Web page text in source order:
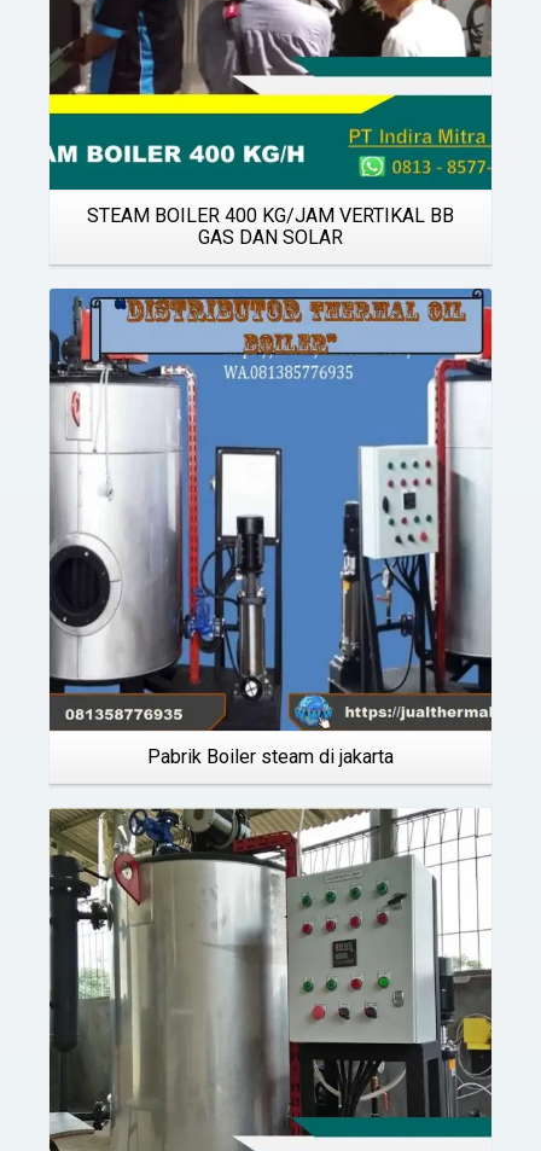
STEAM BOILER 400 KG/JAM VERTIKAL BB
GAS DAN SOLAR
Pabrik Boiler steam di jakarta
Details